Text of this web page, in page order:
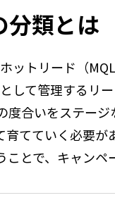
分類とは
ットリード（
て管理するリー
合いをステージ
てていく必要が
とで、キャンペ